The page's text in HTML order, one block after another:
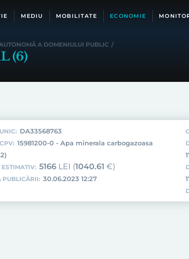
MEDIU MOBILITATE ECONOMIE
A DOMENIULUI PUBLIC /
(6)
DA33568763
15981200-0 - Apa minerala carbogazoasa
ESTIMATIV: 5166LEI (1040.61 €)
PUBLICĂRII: 30.06.2023 12:27